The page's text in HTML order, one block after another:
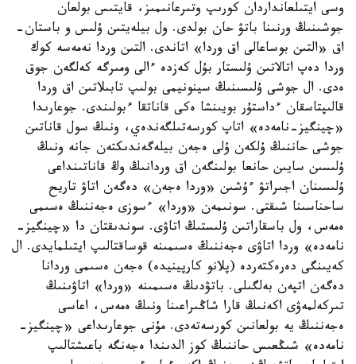
وسى ايتىلعانداردان كورىپ وتىرعانىمىز، قايتىس بولعان
جوشىنىڭ ورنىنا باتۋ حان بولدى. ول بيلەيتىن ۇلىس و باستان-
اق «التىن بوساعالى اق وردا» اتاندى. التىن وردا نەمەسە كوك
وردا دەپ اتالاتىن ۇلىستار بۇل كەزدە ءالى ومىرگە كەلگەن جوق
ەدى. ال جوشى ۇلىسىنىڭ سينونيمى بولىپ تابىلاتىن اق وردا
قالىپتاسقان ءداستۇر بويىنشا ەكى قاناتقا ءبولىندى. جوعارىدا
«چينگيز-نامەدە» اتاپ كورسەتىلگەندەي، ونىڭ سول قاناتىن
جوشى حاننىڭ ۇلكەن ۇلى ەجەن بيلەگەندىكتەن جانە ونىڭ
ۇلىسىن سايىن حانعا بولىنگەن اق وردانىڭ وڭ قاناتىنداعى
ۇلىسىنان اجىراتۋ ءۇشىن «وردا ەجەن» دەگەن اتاۋ تاريح
ساحناسىنا شىقتى. سونىمەن «وردا» ءسوزى ەجەننىڭ ەسىمى
ەمەس، ول باسقاراتىن ۇلىستىڭ اتاۋى. سوندىقتان دا «چينگيز-
نامەدە» وردا اتاۋى ەجەننىڭ ەسىمىنە قوساقتالىپ ايتىلمايدى. ال
كەيىنگى دەرەكتەردە (پلانو كارپينيدە) ەجەن ەسىمى وردانا
دەگەن اتپەن بەلگىلى. باتۋدىڭ ەسىمىنە «وردا» اتاۋىنىڭ
تىركەلمەۋى اكەنىڭ قارا شاڭىراعىنا ونىڭ ەمەس، اعاسى
ەجەننىڭ يە بولعانىن كورسەتەدى. مۇنى جوعارىداعى «چينگيز-
نامەدە» شىڭعىس حاننىڭ كوز الدىندا ەجەنگە باعىشتالىپ